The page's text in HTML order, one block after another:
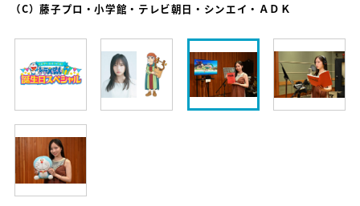
（C）藤子プロ・小学館・テレビ朝日・シンエイ・ＡＤＫ